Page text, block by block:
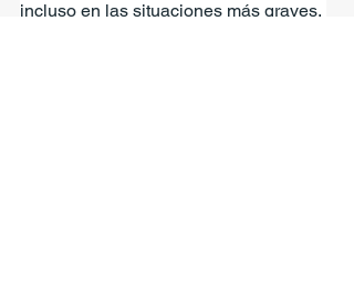
incluso en las situaciones más graves,